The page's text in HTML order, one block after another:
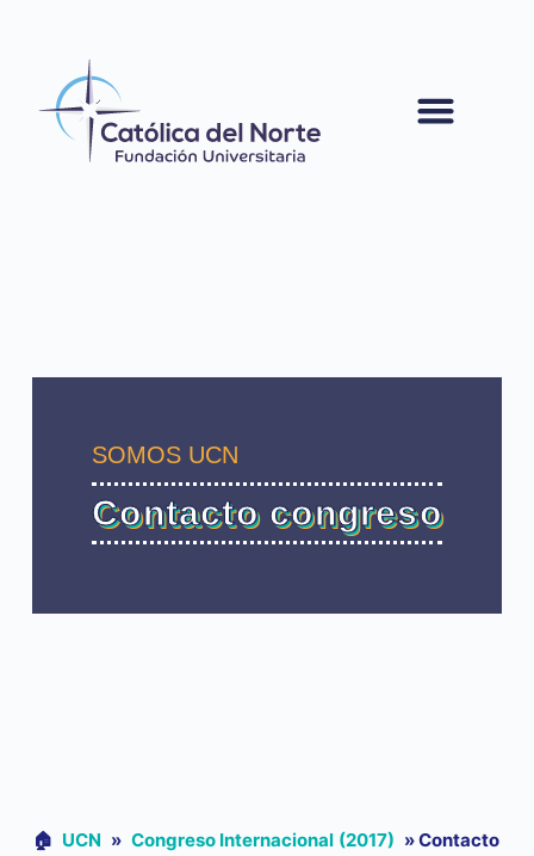
SOMOS UCN
Contacto congreso
🏠︎ UCN » Congreso Internacional (2017) »Contacto